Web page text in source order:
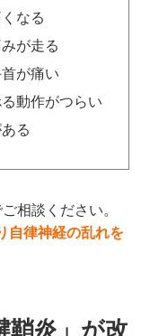
なる
が走る
が痛い
動作がつらい
る
相談ください。
自律神経の乱れを
鞘炎」が改